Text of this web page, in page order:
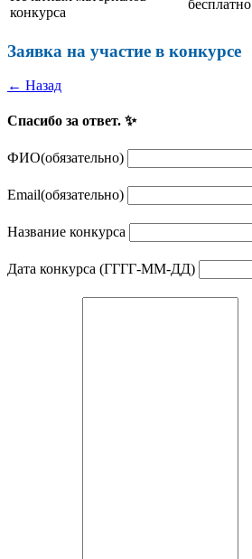
конкурса
бесплатно
Заявка на участие в конкурсе
← Назад
Спасибо за ответ. ✨
ФИО(обязательно)
Email(обязательно)
Название конкурса
Дата конкурса (ГГГГ-ММ-ДД)